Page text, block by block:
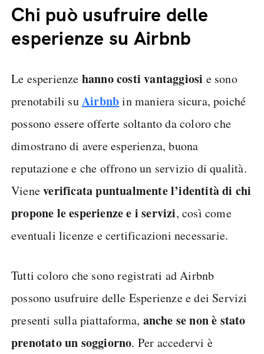
Chi può usufruire delle
esperienze su Airbnb
Le esperienze hanno costi vantaggiosi e sono
prenotabili suAirbnbin maniera sicura, poiché
possono essere offerte soltanto da coloro che
dimostrano di avere esperienza, buona
reputazione e che offrono un servizio di qualità.
Vieneverificata puntualmente l’identità di chi
propone le esperienze e i servizi, così come
eventuali licenze e certificazioni necessarie.
Tutti coloro che sono registrati ad Airbnb
possono usufruire delle Esperienze e dei Servizi
presenti sulla piattaforma, anche se non è stato
prenotato un soggiorno. Per accedervi è